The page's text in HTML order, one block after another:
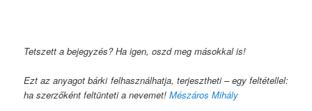
Tetszett a bejegyzés? Ha igen, oszd meg másokkal is!
Ezt az anyagot bárki felhasználhatja, terjesztheti – egy feltétellel:
ha szerzőként feltünteti a nevemet! Mészáros Mihály